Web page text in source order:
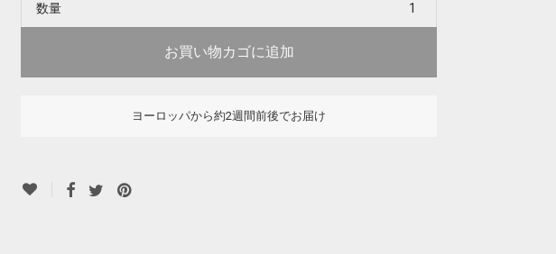
数量
お買い物カゴに追加
ヨーロッパから約2週間前後でお届け